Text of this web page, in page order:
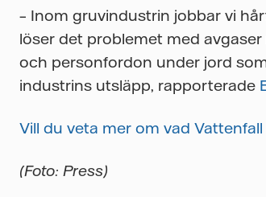
– Inom gruvindustrin jobbar vi
löser det problemet med
och personfordon under jord
industrins utsläpp, rapporterade
Vill du veta mer om vad
(Foto: Press)